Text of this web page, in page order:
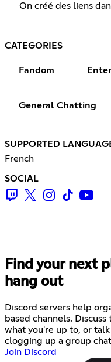
On créé des liens
CATEGORIES
Fandom
General Chatting
SUPPORTED
French
SOCIAL
Find your next
hang out
Discord servers help
based channels.
what you're up to, or
clogging up a group
Join Discord